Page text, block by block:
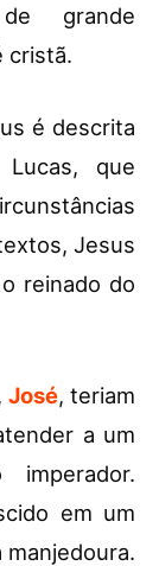
grande
cristã.
é descrita
que
Jesus
reinado do
José, teriam
a um
imperador.
em um